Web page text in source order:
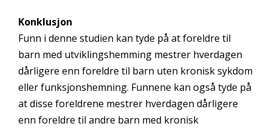
Konklusjon
Funn i denne studien kan tyde på at foreldre til
barn med utviklingshemming mestrer hverdagen
dårligere enn foreldre til barn uten kronisk sykdom
eller funksjonshemning. Funnene kan også tyde på
at disse foreldrene mestrer hverdagen dårligere
enn foreldre til andre barn med kronisk